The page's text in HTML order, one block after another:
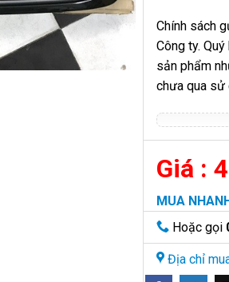
Chính sách
Công ty.
sản phẩm
chưa qua sử
MUA
Hoặc gọi
Địa chỉ